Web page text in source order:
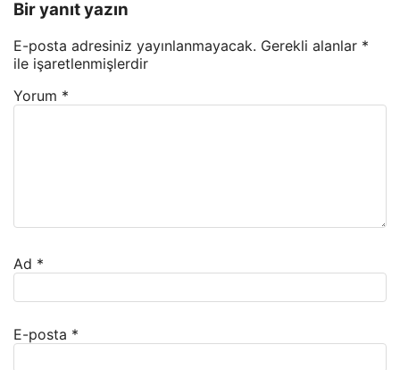
Bir yanıt yazın
E-posta adresiniz yayınlanmayacak. Gerekli alanlar *
ile işaretlenmişlerdir
Yorum *
Ad *
E-posta *